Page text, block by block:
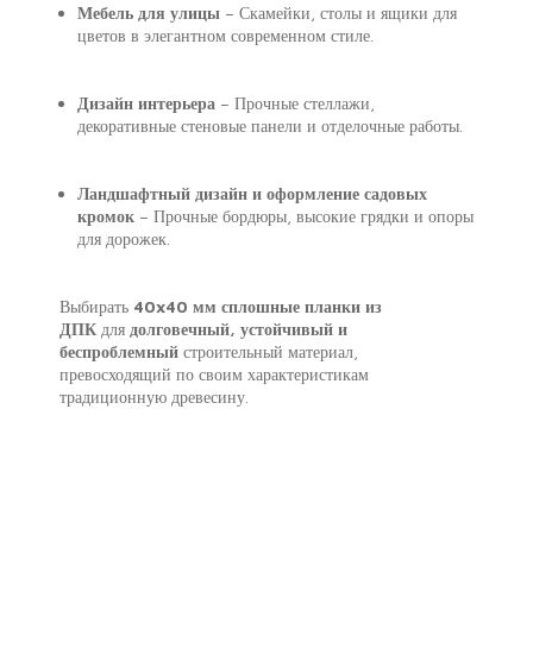
Мебель для улицы – Скамейки, столы и ящики для
цветов в элегантном современном стиле.
Дизайн интерьера – Прочные стеллажи,
декоративные стеновые панели и отделочные работы.
Ландшафтный дизайн и оформление садовых
кромок – Прочные бордюры, высокие грядки и опоры
для дорожек.
Выбирать 40x40 мм сплошные планки из
ДПК для долговечный, устойчивый и
беспроблемный строительный материал,
превосходящий по своим характеристикам
традиционную древесину.